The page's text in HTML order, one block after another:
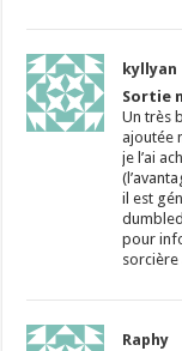
kyllyan
Sortie
Un très
ajoutée
je l’ai
il est
pour
sorcière
Raphy